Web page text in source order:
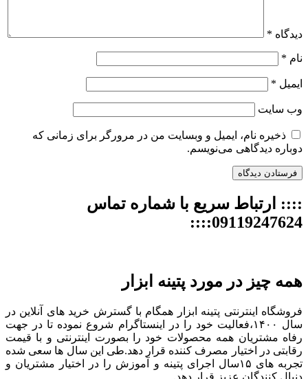
دیدگاه *
نام *
ایمیل *
وب‌ سایت
ذخیره نام، ایمیل و وبسایت من در مرورگر برای زمانی که
دوباره دیدگاهی می‌نویسم.
:::: ارتباط سریع با شماره تماس
09119247624::::
همه چیز در مورد پتینه ابزار
فروشگاه اینترنتی پتینه ابزار همگام با گسترش خرید های آنلاین در
سال ۱۴۰۰،فعالیت خود را در اینستاگرام شروع نموده تا در جهت
رفاه مشتریان همه محصولات خود را بصورت اینترنتی و با قیمت
رقابتی در اختیار مصرف کننده قرار دهد.طی این سال ها سعی شده
تجربه های ۱۵سال اجرای پتینه و آموزش را در اختیار مشتریان و
دنبال کنندگان عزیز قرار دهد.